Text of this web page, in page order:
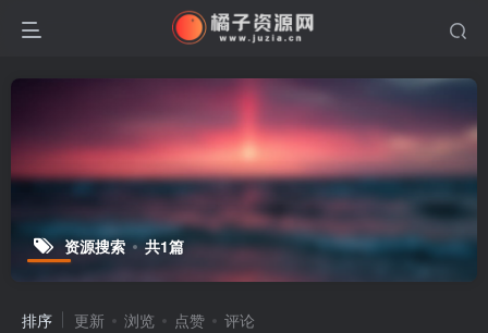
资源搜索 共1篇
排序 更新 浏览 点赞 评论